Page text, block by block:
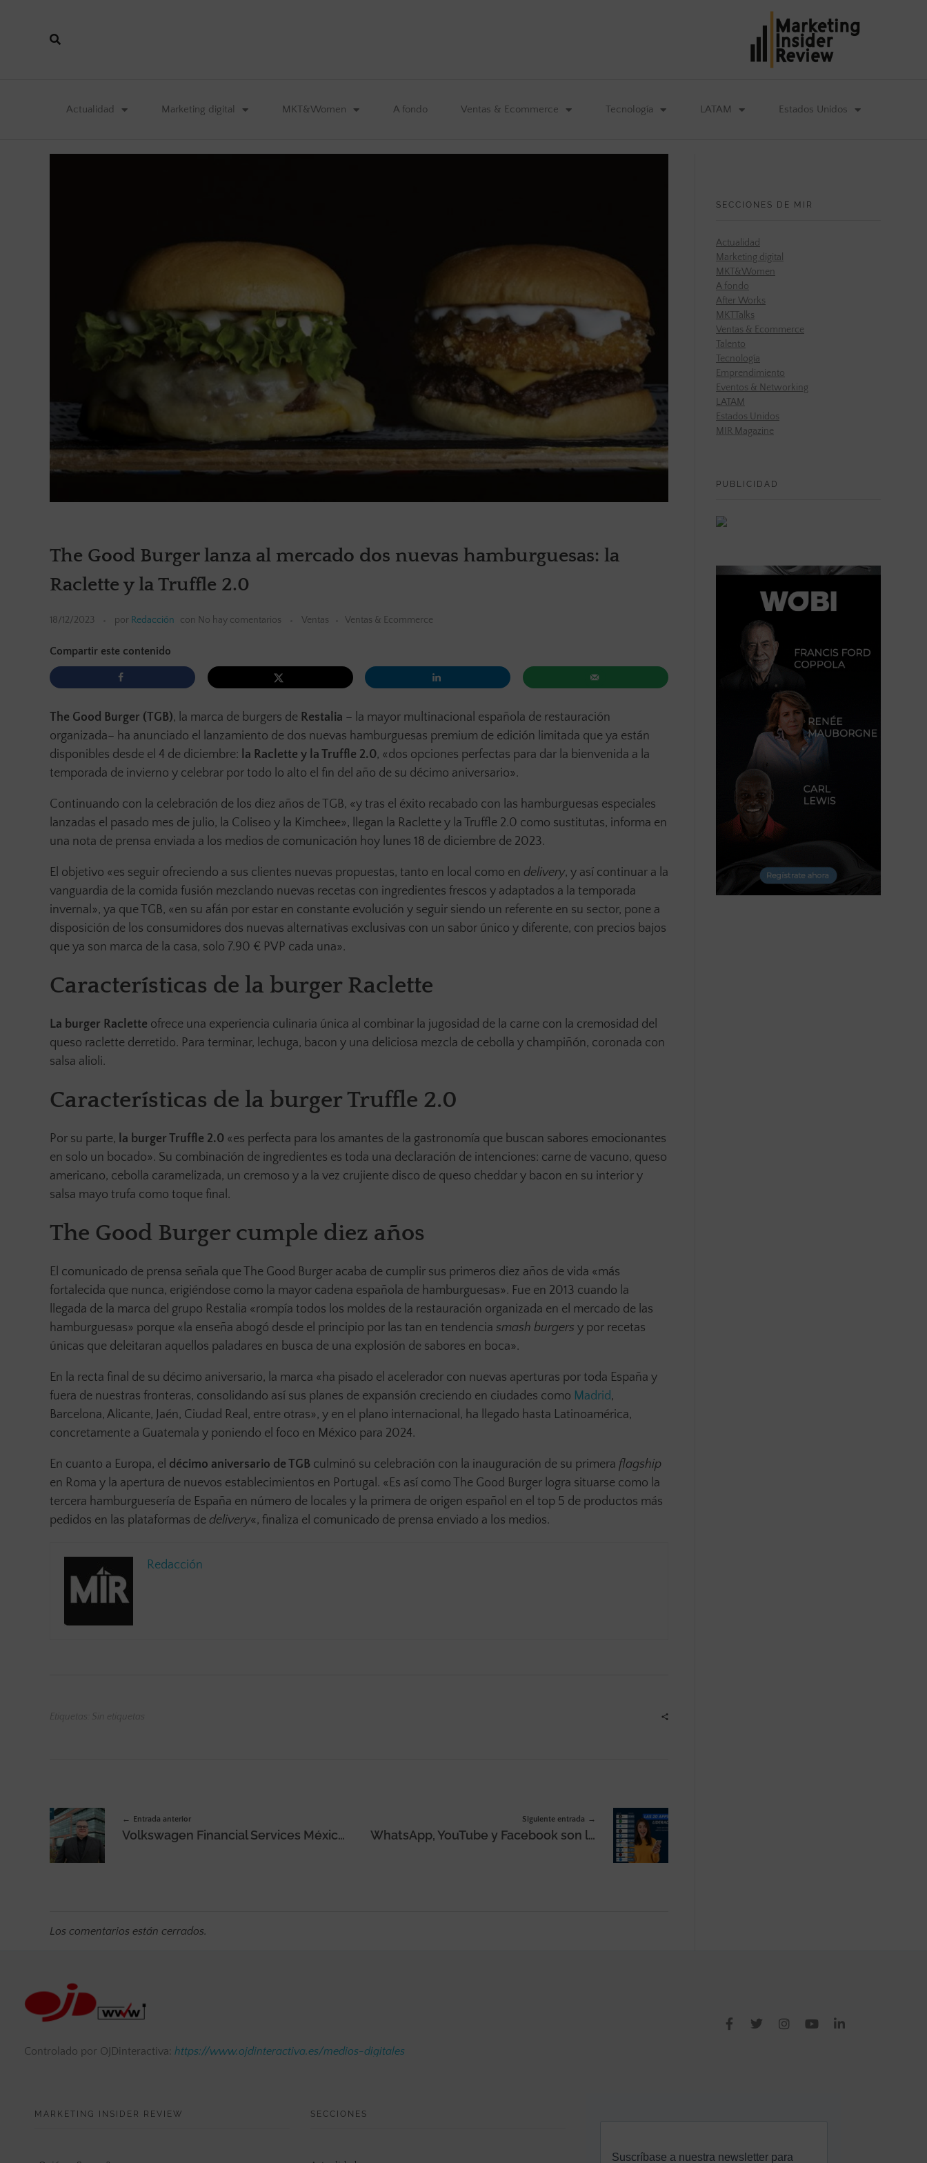
Actualidad Marketing digital MKT&Women A fondo Ventas & Ecommerce Tecnología LATAM Estados Unidos
The Good Burger lanza al mercado dos nuevas hamburguesas: la
Raclette y la Truffle 2.0
18/12/2023 por Redacción con No hay comentarios Ventas Ventas & Ecommerce
Compartir este contenido
The Good Burger (TGB), la marca de burgers de Restalia – la mayor multinacional española de restauración
organizada– ha anunciado el lanzamiento de dos nuevas hamburguesas premium de edición limitada que ya están
disponibles desde el 4 de diciembre: la Raclette y la Truffle 2.0, «dos opciones perfectas para dar la bienvenida a la
temporada de invierno y celebrar por todo lo alto el fin del año de su décimo aniversario».
Continuando con la celebración de los diez años de TGB, «y tras el éxito recabado con las hamburguesas especiales
lanzadas el pasado mes de julio, la Coliseo y la Kimchee», llegan la Raclette y la Truffle 2.0 como sustitutas, informa en
una nota de prensa enviada a los medios de comunicación hoy lunes 18 de diciembre de 2023.
El objetivo «es seguir ofreciendo a sus clientes nuevas propuestas, tanto en local como en delivery, y así continuar a la
vanguardia de la comida fusión mezclando nuevas recetas con ingredientes frescos y adaptados a la temporada
invernal», ya que TGB, «en su afán por estar en constante evolución y seguir siendo un referente en su sector, pone a
disposición de los consumidores dos nuevas alternativas exclusivas con un sabor único y diferente, con precios bajos
que ya son marca de la casa, solo 7.90 € PVP cada una».
Características de la burger Raclette
La burger Raclette ofrece una experiencia culinaria única al combinar la jugosidad de la carne con la cremosidad del
queso raclette derretido. Para terminar, lechuga, bacon y una deliciosa mezcla de cebolla y champiñón, coronada con
salsa alioli.
Características de la burger Truffle 2.0
Por su parte, la burger Truffle 2.0 «es perfecta para los amantes de la gastronomía que buscan sabores emocionantes
en solo un bocado». Su combinación de ingredientes es toda una declaración de intenciones: carne de vacuno, queso
americano, cebolla caramelizada, un cremoso y a la vez crujiente disco de queso cheddar y bacon en su interior y
salsa mayo trufa como toque final.
The Good Burger cumple diez años
El comunicado de prensa señala que The Good Burger acaba de cumplir sus primeros diez años de vida «más
fortalecida que nunca, erigiéndose como la mayor cadena española de hamburguesas». Fue en 2013 cuando la
llegada de la marca del grupo Restalia «rompía todos los moldes de la restauración organizada en el mercado de las
hamburguesas» porque «la enseña abogó desde el principio por las tan en tendencia smash burgers y por recetas
únicas que deleitaran aquellos paladares en busca de una explosión de sabores en boca».
En la recta final de su décimo aniversario, la marca «ha pisado el acelerador con nuevas aperturas por toda España y
fuera de nuestras fronteras, consolidando así sus planes de expansión creciendo en ciudades como Madrid,
Barcelona, Alicante, Jaén, Ciudad Real, entre otras», y en el plano internacional, ha llegado hasta Latinoamérica,
concretamente a Guatemala y poniendo el foco en México para 2024.
En cuanto a Europa, el décimo aniversario de TGB culminó su celebración con la inauguración de su primera flagship
en Roma y la apertura de nuevos establecimientos en Portugal. «Es así como The Good Burger logra situarse como la
tercera hamburguesería de España en número de locales y la primera de origen español en el top 5 de productos más
pedidos en las plataformas de delivery«, finaliza el comunicado de prensa enviado a los medios.
Redacción
Etiquetas: Sin etiquetas
Entrada anterior
Volkswagen Financial Services México nombra a Manuel Dávila nuevo Director General y CEO a partir del 1 de enero de 2024
Siguiente entrada
WhatsApp, YouTube y Facebook son las apps más usadas por los españoles en 2023, según un estudio de Smartme Analytics
Los comentarios están cerrados.
SECCIONES DE MIR
Actualidad
Marketing digital
MKT&Women
A fondo
After Works
MKTTalks
Ventas & Ecommerce
Talento
Tecnología
Emprendimiento
Eventos & Networking
LATAM
Estados Unidos
MIR Magazine
PUBLICIDAD
Controlado por OJDinteractiva: https://www.ojdinteractiva.es/medios-digitales
MARKETING INSIDER REVIEW SECCIONES